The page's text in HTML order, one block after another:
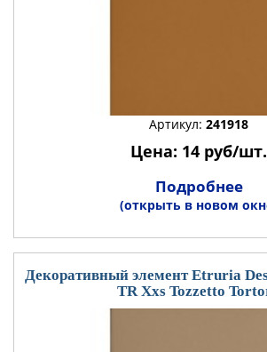
Артикул: 241918
Цена: 14 руб/шт.
Подробнее
(открыть в новом
Декоративный элемент Etruria
TR Xxs Tozzetto